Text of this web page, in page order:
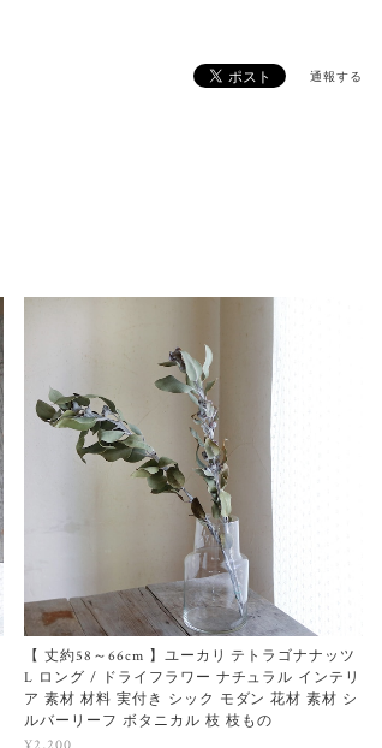
通報する
【 丈約58～66cm 】ユーカリ テトラゴナナッツ
L ロング / ドライフラワー ナチュラル インテリ
ア 素材 材料 実付き シック モダン 花材 素材 シ
ルバーリーフ ボタニカル 枝 枝もの